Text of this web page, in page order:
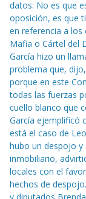
datos: No es que
oposición, es que
en referencia a
Mafia o Cártel del
García hizo un
problema que,
porque en este
todas las fuerzas
cuello blanco que
García ejemplificó
está el caso de
hubo un despojo y
inmobiliario,
locales con el
hechos de